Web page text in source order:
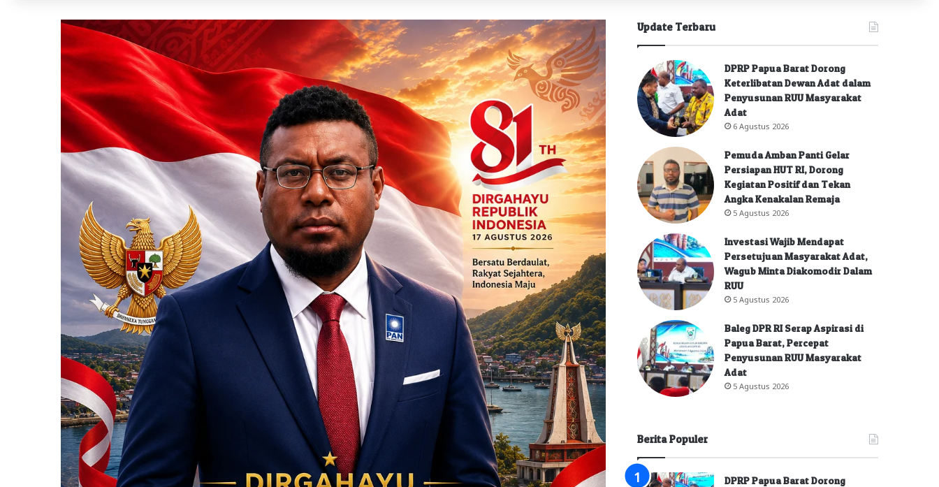
Update Terbaru
DPRP Papua Barat Dorong
Keterlibatan Dewan Adat dalam
Penyusunan RUU Masyarakat
Adat
6 Agustus 2026
Pemuda Amban Panti Gelar
Persiapan HUT RI, Dorong
Kegiatan Positif dan Tekan
Angka Kenakalan Remaja
5 Agustus 2026
Investasi Wajib Mendapat
Persetujuan Masyarakat Adat,
Wagub Minta Diakomodir Dalam
RUU
5 Agustus 2026
Baleg DPR RI Serap Aspirasi di
Papua Barat, Percepat
Penyusunan RUU Masyarakat
Adat
5 Agustus 2026
Berita Populer
DPRP Papua Barat Dorong